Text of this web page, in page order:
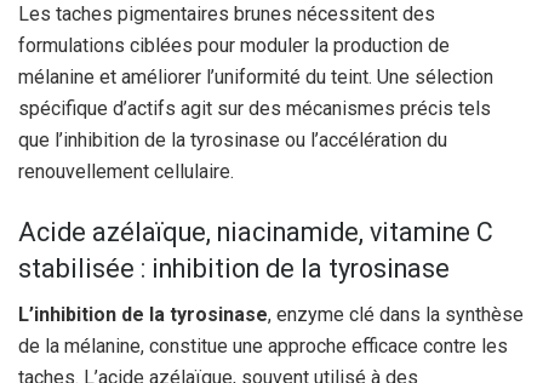
Les taches pigmentaires brunes nécessitent des
formulations ciblées pour moduler la production de
mélanine et améliorer l’uniformité du teint. Une sélection
spécifique d’actifs agit sur des mécanismes précis tels
que l’inhibition de la tyrosinase ou l’accélération du
renouvellement cellulaire.
Acide azélaïque, niacinamide, vitamine C
stabilisée : inhibition de la tyrosinase
L’inhibition de la tyrosinase, enzyme clé dans la synthèse
de la mélanine, constitue une approche efficace contre les
taches. L’acide azélaïque, souvent utilisé à des